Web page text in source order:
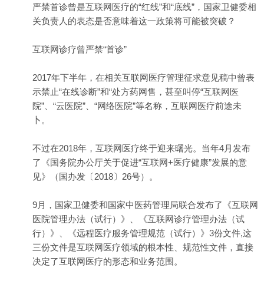
严禁首诊曾是互联网医疗的“红线”和“底线”，国家卫健委相
关负责人的表态是否意味着这一政策将可能被突破？
互联网诊疗曾严禁“首诊”
2017年下半年，在相关互联网医疗管理征求意见稿中曾表
示禁止“在线诊断”和“处方药网售，甚至叫停“互联网医
院”、“云医院”、“网络医院”等名称，互联网医疗前途未
卜。
不过在2018年，互联网医疗终于迎来曙光。当年4月发布
了《国务院办公厅关于促进“互联网+医疗健康”发展的意
见》（国办发〔2018〕26号）。
9月，国家卫健委和国家中医药管理局联合发布了《互联网
医院管理办法（试行）》、《互联网诊疗管理办法（试
行）》、《远程医疗服务管理规范（试行）》3份文件,这
三份文件是互联网医疗领域的根本性、规范性文件，直接
决定了互联网医疗的形态和业务范围。